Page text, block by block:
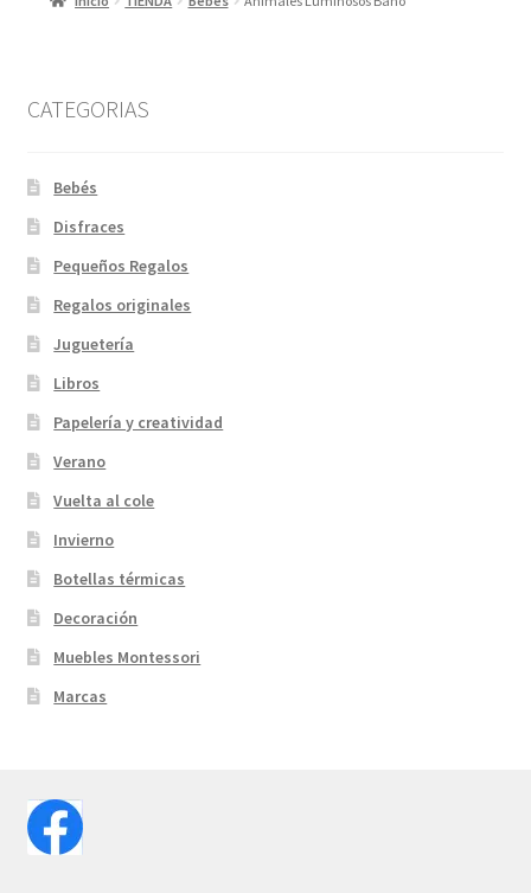
CATEGORIAS
Bebés
Disfraces
Pequeños Regalos
Regalos originales
Juguetería
Libros
Papelería y creatividad
Verano
Vuelta al cole
Invierno
Botellas térmicas
Decoración
Muebles Montessori
Marcas